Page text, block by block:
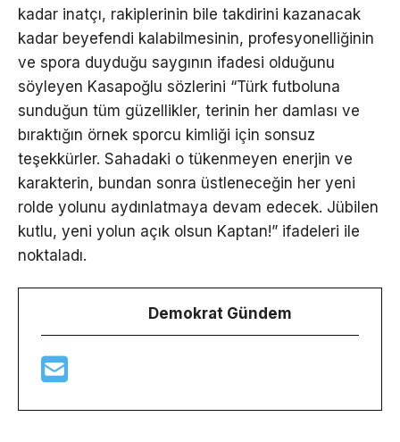
kadar inatçı, rakiplerinin bile takdirini kazanacak
kadar beyefendi kalabilmesinin, profesyonelliğinin
ve spora duyduğu saygının ifadesi olduğunu
söyleyen Kasapoğlu sözlerini “Türk futboluna
sunduğun tüm güzellikler, terinin her damlası ve
bıraktığın örnek sporcu kimliği için sonsuz
teşekkürler. Sahadaki o tükenmeyen enerjin ve
karakterin, bundan sonra üstleneceğin her yeni
rolde yolunu aydınlatmaya devam edecek. Jübilen
kutlu, yeni yolun açık olsun Kaptan!” ifadeleri ile
noktaladı.
Demokrat Gündem